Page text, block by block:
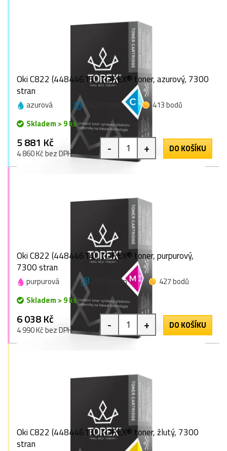
Oki C822 (44844615), TOREX® toner, azurový, 7300
stran
azurová 7300 stran
413 bodů
Skladem > 9 ks
5 881 Kč
4 860 Kč bez DPH - + DO KOŠÍKU
Oki C822 (44844614), TOREX® toner, purpurový,
7300 stran
purpurová 7300 stran
427 bodů
Skladem > 9 ks
6 038 Kč
4 990 Kč bez DPH - + DO KOŠÍKU
Oki C822 (44844613), TOREX® toner, žlutý, 7300
stran